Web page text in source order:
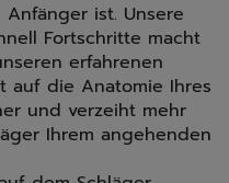
ist. Unsere
Fortschritte macht
erfahrenen
auf die Anatomie Ihres
und verzeiht mehr
Ihrem angehenden